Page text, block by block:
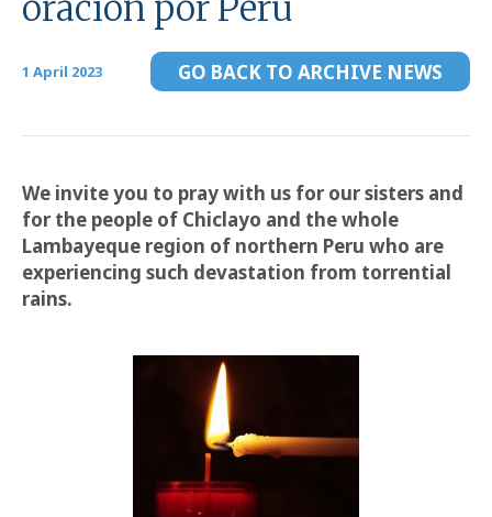
oración por Perú
1 April 2023 GO BACK TO ARCHIVE NEWS
We invite you to pray with us for our sisters and
for the people of Chiclayo and the whole
Lambayeque region of northern Peru who are
experiencing such devastation from torrential
rains.